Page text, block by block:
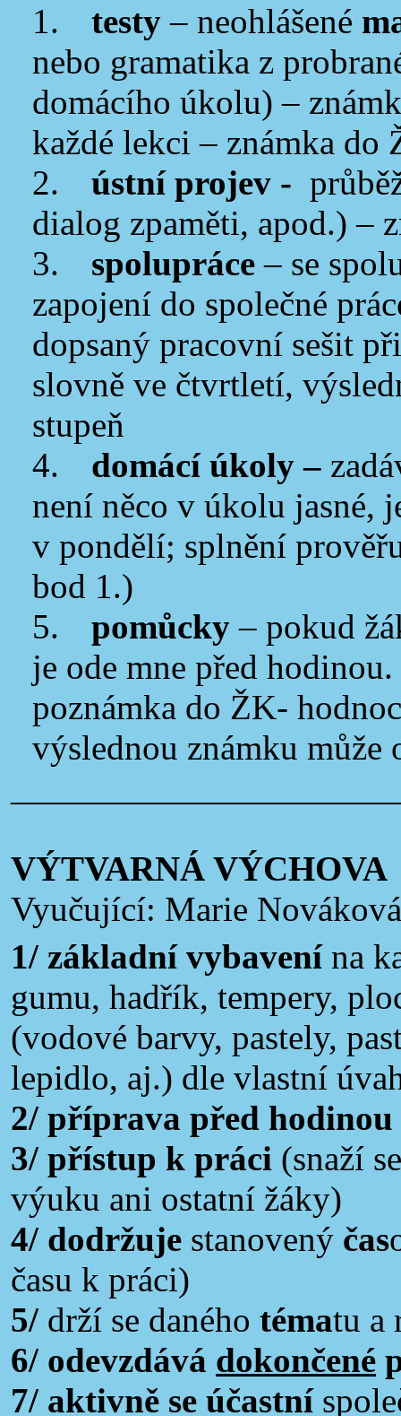
1. testy– neohlášené
nebo gramatika z
domácího úkolu) –
každé lekci – známka do
2.
ústní projev -
dialog zpaměti, apod.) –
3.
spolupráce – se
zapojení do společné
dopsaný pracovní sešit
slovně ve čtvrtletí,
stupeň
4.
domácí úkoly –
není něco v úkolu jasné,
v pondělí; splnění
bod 1.)
5.
pomůcky – pokud
je ode mne před
poznámka do ŽK-
výslednou známku může
VÝTVARNÁ VÝCHOVA
Vyučující: Marie Nováková
1/ základní vybavenína
gumu, hadřík, tempery,
(vodové barvy, pastely,
lepidlo, aj.) dle vlastní
2/ příprava před hodinou
3/ přístup k práci (snaží
výuku ani ostatní žáky)
4/ dodržuje stanovený čas
času k práci)
5/ drží se daného tématu a
6/ odevzdává dokončené
7/ aktivně se účastní